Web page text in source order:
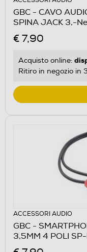
GBC - CAVO
SPINA JACK 3,-
€ 7,90
Acquisto online:
Ritiro in negozio in
ACCESSORI AUDIO
GBC -
3,5MM 4 POLI